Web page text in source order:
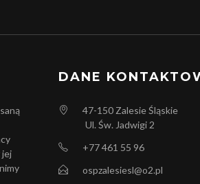
jej
DANE
47-150 Zalesie Śląskie
Ul. Św. Jadwigi 2
+77 461 55 96
ospzalesiesl@o2.pl